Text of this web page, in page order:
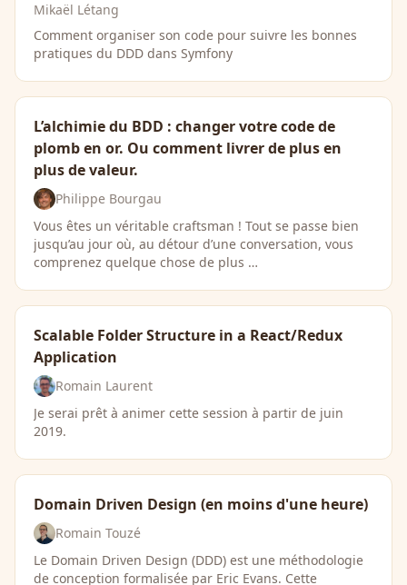
Mikaël Létang
Comment organiser son code pour suivre les bonnes
pratiques du DDD dans Symfony
L’alchimie du BDD : changer votre code de
plomb en or. Ou comment livrer de plus en
plus de valeur.
Philippe Bourgau
Vous êtes un véritable craftsman ! Tout se passe bien
jusqu’au jour où, au détour d’une conversation, vous
comprenez quelque chose de plus …
Scalable Folder Structure in a React/Redux
Application
Romain Laurent
Je serai prêt à animer cette session à partir de juin
2019.
Domain Driven Design (en moins d'une heure)
Romain Touzé
Le Domain Driven Design (DDD) est une méthodologie
de conception formalisée par Eric Evans. Cette